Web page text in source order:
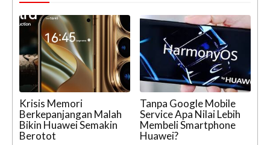
Krisis Memori
Berkepanjangan Malah
Bikin Huawei Semakin
Berotot
Tanpa Google Mobile
Service Apa Nilai Lebih
Membeli Smartphone
Huawei?